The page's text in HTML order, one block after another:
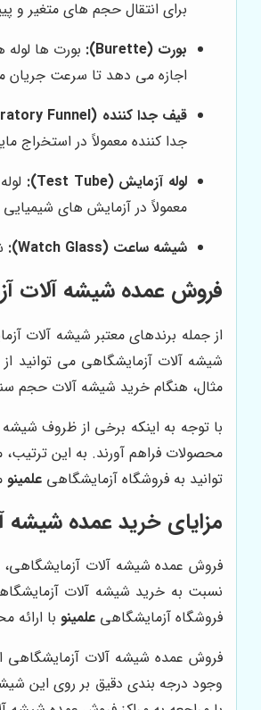
برای انتقال حجم های متغیر
بورت (Burette):
بورت ها
اجازه می دهد تا سرعت جریان
قیف جدا کننده (Separatory Funnel):
جدا کننده معمولاً در استخراج
لوله آزمایش (Test Tube):
معمولاً در آزمایش های
شیشه ساعت (Watch Glass):
فروش عمده شیشه آلات
از جمله برندهای معتبر شیشه آلات
شیشه آلات آزمایشگاهی می توانید
مثال، هنگام خرید شیشه آلات حجم
با توجه به اینکه برخی از ظروف شیشه
محصولات فراهم آورند. به این
توانید به فروشگاه آزمایشگاهی علمینو
مزایای خرید عمده شیشه
فروش عمده شیشه آلات
نسبت به خرید شیشه آلات
فروشگاه آزمایشگاهی علمینوبا ارائه
فروش عمده شیشه آلات آزمایشگاهی
وجود درجه بندی دقیق بر روی این